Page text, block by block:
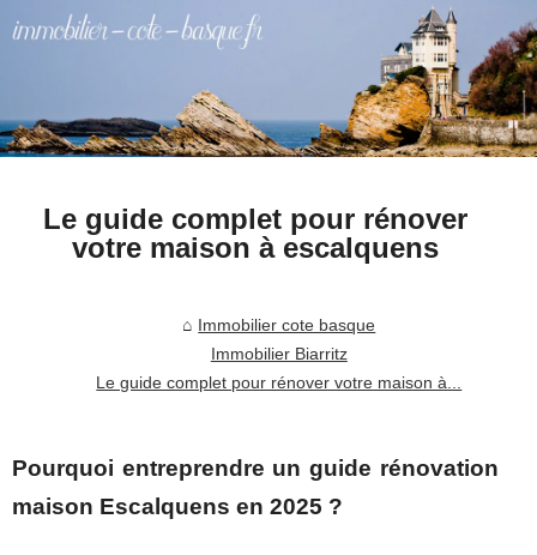
Le guide complet pour rénover
votre maison à escalquens
Immobilier cote basque
Immobilier Biarritz
Le guide complet pour rénover votre maison à...
Pourquoi entreprendre un guide rénovation
maison Escalquens en 2025 ?